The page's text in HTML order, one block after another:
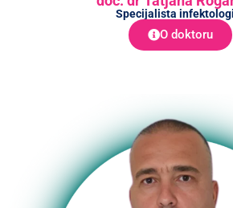
Specijalista
O doktoru